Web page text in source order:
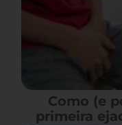
Como (e
primeira